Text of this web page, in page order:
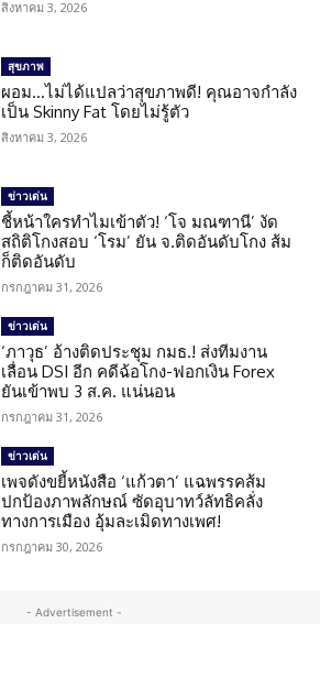
สิงหาคม 3, 2026
สุขภาพ
ผอม…ไม่ได้แปลว่าสุขภาพดี! คุณอาจกำลัง
เป็น Skinny Fat โดยไม่รู้ตัว
สิงหาคม 3, 2026
ข่าวเด่น
ชี้หน้าใครทำไมเข้าตัว! ‘โจ มณฑานี’ งัด
สถิติโกงสอบ ‘โรม’ ยัน จ.ติดอันดับโกง ส้ม
ก็ติดอันดับ
กรกฎาคม 31, 2026
ข่าวเด่น
‘ภาวุธ’ อ้างติดประชุม กมธ.! ส่งทีมงาน
เลื่อน DSI อีก คดีฉ้อโกง-ฟอกเงิน Forex
ยันเข้าพบ 3 ส.ค. แน่นอน
กรกฎาคม 31, 2026
ข่าวเด่น
เพจดังขยี้หนังสือ ‘แก้วตา’ แฉพรรคส้ม
ปกป้องภาพลักษณ์ ซัดอุบาทว์ลัทธิคลั่ง
ทางการเมือง อุ้มละเมิดทางเพศ!
กรกฎาคม 30, 2026
- Advertisement -